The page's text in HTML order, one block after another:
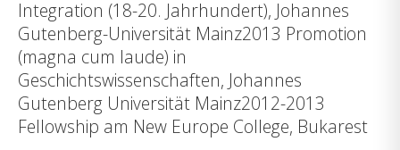
Integration (18-20. Jahrhundert), Johannes
Gutenberg-Universität Mainz2013 Promotion
(magna cum laude) in
Geschichtswissenschaften, Johannes
Gutenberg Universität Mainz2012-2013
Fellowship am New Europe College, Bukarest